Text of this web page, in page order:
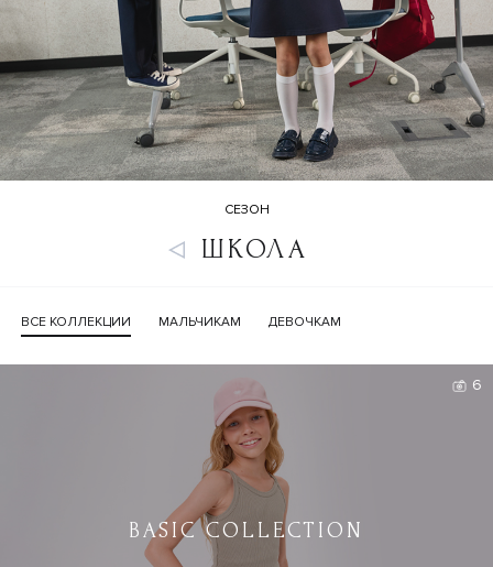
СЕЗОН
ШКОЛА
ВСЕ КОЛЛЕКЦИИ МАЛЬЧИКАМ ДЕВОЧКАМ
BASIC COLLECTION
6